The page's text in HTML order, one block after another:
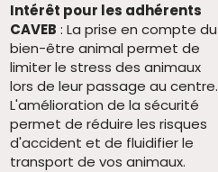
Intérêt pour les adhérents
CAVEB : La prise en compte du
bien-être animal permet de
limiter le stress des animaux
lors de leur passage au centre.
L'amélioration de la sécurité
permet de réduire les risques
d'accident et de fluidifier le
transport de vos animaux.